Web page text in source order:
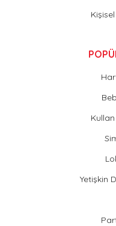
Yetişkin